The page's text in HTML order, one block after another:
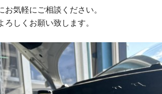
お気軽にご相談ください。
ろしくお願い致します。